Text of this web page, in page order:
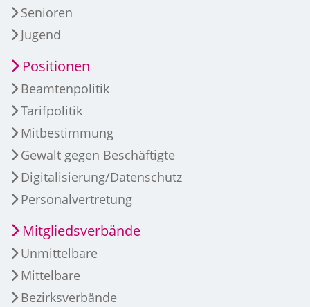
Senioren
Jugend
Positionen
Beamtenpolitik
Tarifpolitik
Mitbestimmung
Gewalt gegen Beschäftigte
Digitalisierung/Datenschutz
Personalvertretung
Mitgliedsverbände
Unmittelbare
Mittelbare
Bezirksverbände